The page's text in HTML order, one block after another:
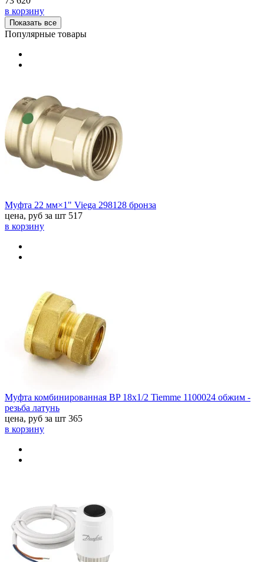
в корзину
Показать все
Популярные товары
Муфта 22 мм×1" Viega 298128 бронза
цена, руб за шт 517
в корзину
Муфта комбинированная ВP 18x1/2 Tiemme 1100024 обжим -
резьба латунь
цена, руб за шт 365
в корзину